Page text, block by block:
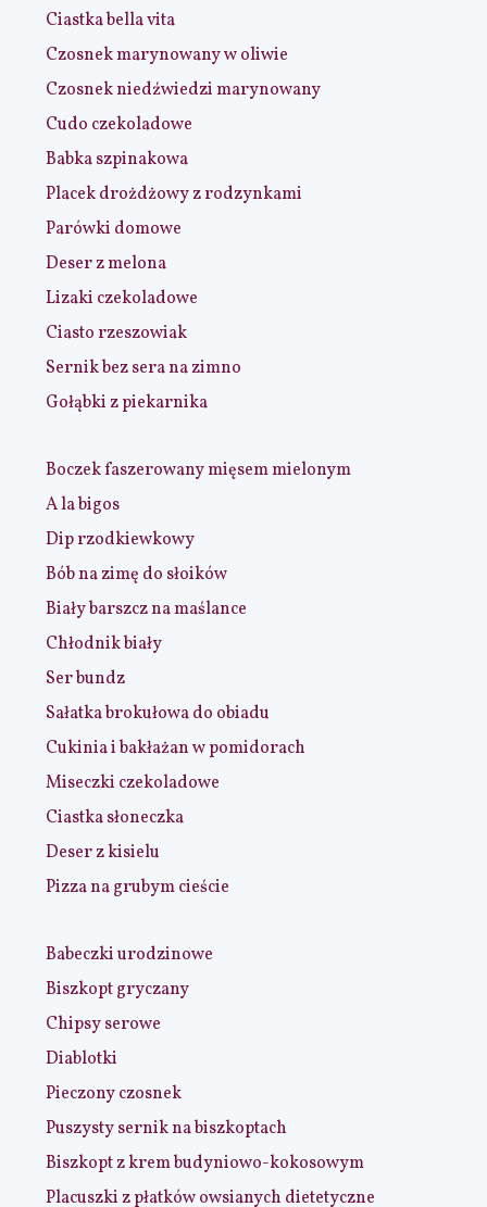
Ciastka bella vita
Czosnek marynowany w oliwie
Czosnek niedźwiedzi marynowany
Cudo czekoladowe
Babka szpinakowa
Placek drożdżowy z rodzynkami
Parówki domowe
Deser z melona
Lizaki czekoladowe
Ciasto rzeszowiak
Sernik bez sera na zimno
Gołąbki z piekarnika
Boczek faszerowany mięsem mielonym
A la bigos
Dip rzodkiewkowy
Bób na zimę do słoików
Biały barszcz na maślance
Chłodnik biały
Ser bundz
Sałatka brokułowa do obiadu
Cukinia i bakłażan w pomidorach
Miseczki czekoladowe
Ciastka słoneczka
Deser z kisielu
Pizza na grubym cieście
Babeczki urodzinowe
Biszkopt gryczany
Chipsy serowe
Diablotki
Pieczony czosnek
Puszysty sernik na biszkoptach
Biszkopt z krem budyniowo-kokosowym
Placuszki z płatków owsianych dietetyczne